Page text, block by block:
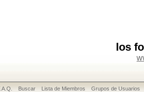
los
Buscar Lista de Miembros Grupos de Usuarios